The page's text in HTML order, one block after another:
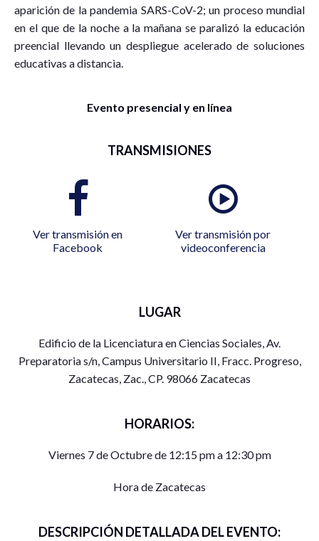
aparición de la pandemia SARS-CoV-2; un proceso mundial
en el que de la noche a la mañana se paralizó la educación
preencial llevando un despliegue acelerado de soluciones
educativas a distancia.
Evento presencial y en línea
TRANSMISIONES
Ver transmisión en
Facebook
Ver transmisión por
videoconferencia
LUGAR
Edificio de la Licenciatura en Ciencias Sociales, Av.
Preparatoria s/n, Campus Universitario II, Fracc. Progreso,
Zacatecas, Zac., CP. 98066 Zacatecas
HORARIOS:
Viernes 7 de Octubre de 12:15 pm a 12:30 pm
Hora de Zacatecas
DESCRIPCIÓN DETALLADA DEL EVENTO: